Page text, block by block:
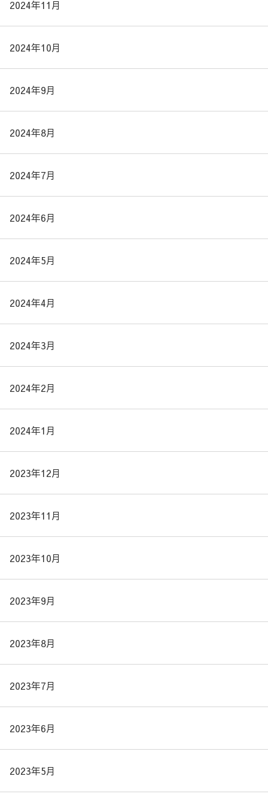
2024年11月
2024年10月
2024年9月
2024年8月
2024年7月
2024年6月
2024年5月
2024年4月
2024年3月
2024年2月
2024年1月
2023年12月
2023年11月
2023年10月
2023年9月
2023年8月
2023年7月
2023年6月
2023年5月